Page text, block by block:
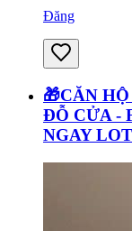
Đăng
🎁CĂN
ĐỖ CỬA -
NGAY